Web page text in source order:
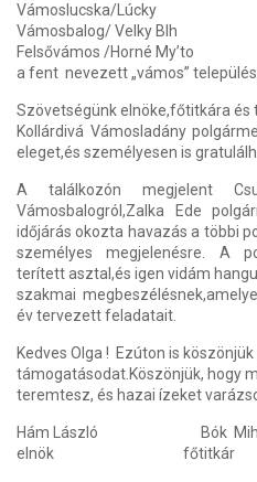
Vámoslucska/Lúcky
Vámosbalog/ Velky Blh
Felsővámos /Horné My’to
a fent nevezett „vámos”
Szövetségünk elnöke,főtitkára
Kollárdivá Vámosladány
eleget,és személyesen is
A találkozón megjelent
Vámosbalogról,Zalka Ede
időjárás okozta havazás a többi
személyes megjelenésre. A
terített asztal,és igen vidám
szakmai
év tervezett feladatait.
Kedves Olga ! Ezúton is
támogatásodat.Köszönjük, hogy
teremtesz, és hazai ízeket
Hám László Bók
elnök főtitkár